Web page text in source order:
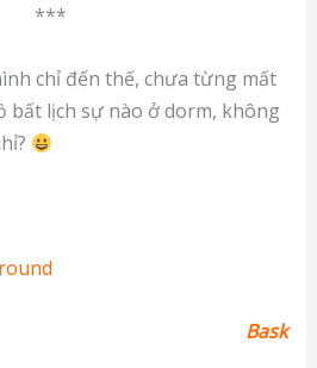
***
chỉ đến thế, chưa từng mất
bất lịch sự nào ở dorm, không
Bask